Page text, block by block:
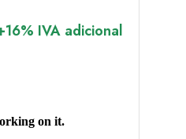
IVA adicional